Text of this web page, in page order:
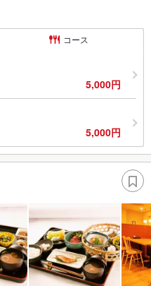
コース
5,000円
5,000円